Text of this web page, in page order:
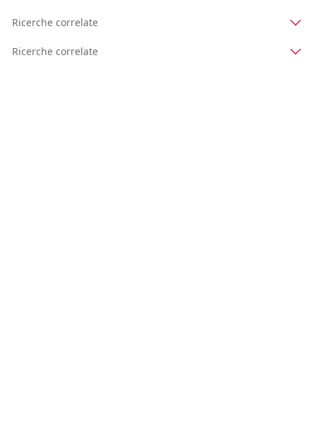
Ricerche correlate
Ricerche correlate